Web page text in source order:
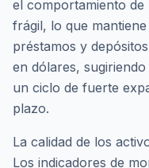
el comportamiento de
frágil, lo que
préstamos y
en dólares,
un ciclo de fuerte
plazo.
La calidad de los
Los indicadores de